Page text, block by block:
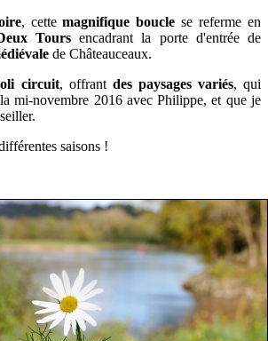
, cettemagnifique boucle se referme en
Toursencadrant la porte d'entrée de
de Châteauceaux.
circuit, offrant des paysages variés, qui
mi-novembre 2016 avec Philippe, et que je
saisons !